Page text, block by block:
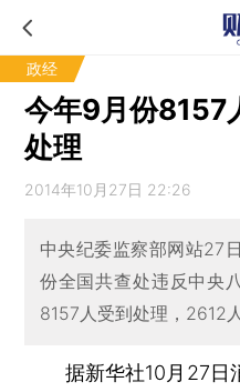
政经
今年9月份8157
处理
2014年10月27日 22:26
中央纪委监察部网站27
份全国共查处违反中央
8157人受到处理，2612
据新华社10月27日